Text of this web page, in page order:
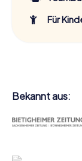
Für
Bekannt aus: